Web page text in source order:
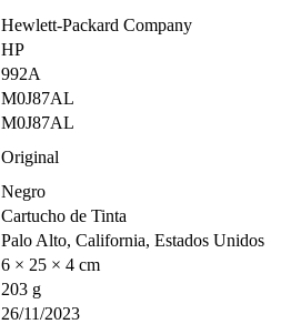
Hewlett-Packard Company
HP
992A
M0J87AL
M0J87AL
Original
Negro
Cartucho de Tinta
Palo Alto, California, Estados Unidos
6 × 25 × 4 cm
203 g
26/11/2023